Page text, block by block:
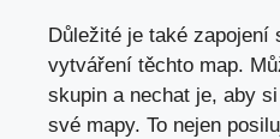
Důležité je také zapojení
vytváření těchto map.
skupin a nechat je, aby
své mapy. To nejen